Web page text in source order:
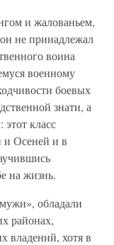
и жалованьем,
не принадлежал
воина
военному
боевых
знати, а
класс
и Осеней и в
на жизнь.
обладали
районах,
владений, хотя в